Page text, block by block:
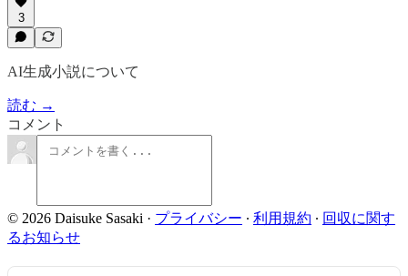
3
AI生成小説について
読む →
コメント
© 2026 Daisuke Sasaki · プライバシー ∙ 利用規約 ∙ 回収に関す
るお知らせ